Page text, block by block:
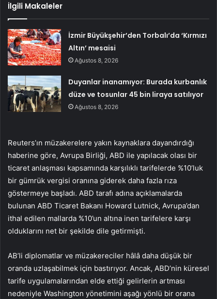
İlgili Makaleler
İzmir Büyükşehir’den Torbalı’da ‘Kırmızı
Altın’ mesaisi
Ağustos 8, 2026
Duyanlar inanamıyor: Burada kurbanlık
düze ve tosunlar 45 bin liraya satılıyor
Ağustos 8, 2026
Reuters’ın müzakerelere yakın kaynaklara dayandırdığı
haberine göre, Avrupa Birliği, ABD ile yapılacak olası bir
ticaret anlaşması kapsamında karşılıklı tarifelerde %10’luk
bir gümrük vergisi oranına giderek daha fazla rıza
göstermeye başladı. ABD tarafı adına açıklamalarda
bulunan ABD Ticaret Bakanı Howard Lutnick, Avrupa’dan
ithal edilen mallarda %10’un altına inen tarifelere karşı
olduklarını net bir şekilde dile getirmişti.
AB’li diplomatlar ve müzakereciler hâlâ daha düşük bir
oranda uzlaşabilmek için bastırıyor. Ancak, ABD’nin küresel
tarife uygulamalarından elde ettiği gelirlerin artması
nedeniyle Washington yönetimini aşağı yönlü bir orana